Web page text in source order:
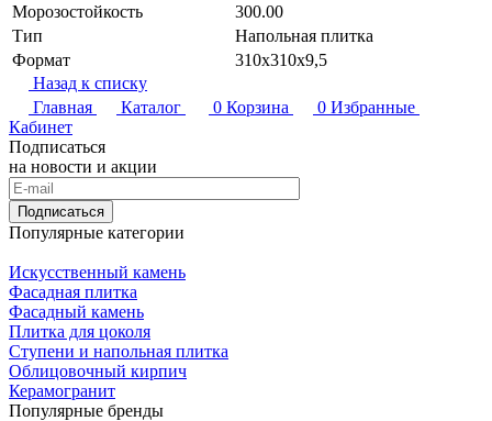
Морозостойкость
300.00
Тип
Напольная плитка
Формат
310х310х9,5
Назад к списку
Главная
Каталог 0 Корзина 0 Избранные
Кабинет
Подписаться
на новости и акции
Подписаться
Популярные категории
Искусственный камень
Фасадная плитка
Фасадный камень
Плитка для цоколя
Ступени и напольная плитка
Облицовочный кирпич
Керамогранит
Популярные бренды